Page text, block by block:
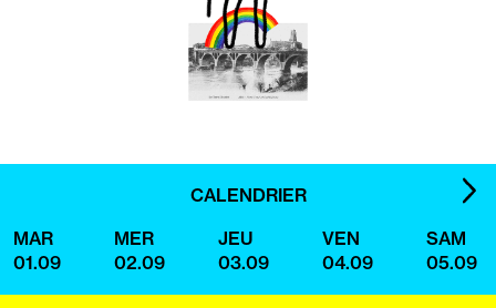
CALENDRIER
MAR
01.09
MER
02.09
JEU
03.09
VEN
04.09
SAM
05.09